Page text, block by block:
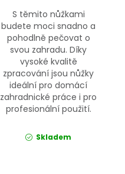
S těmito nůžkami
budete moci snadno a
pohodlně pečovat o
svou zahradu. Díky
vysoké kvalitě
zpracování jsou nůžky
ideální pro domácí
zahradnické práce i pro
profesionální použití.
Skladem